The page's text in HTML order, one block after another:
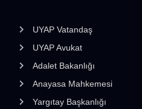
UYAP Vatandaş
UYAP Avukat
Adalet Bakanlığı
Anayasa Mahkemesi
Yargıtay Başkanlığı